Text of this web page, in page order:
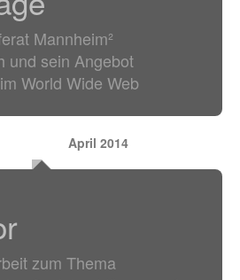
Mannheim²
und sein Angebot
World Wide Web
April 2014
zum Thema